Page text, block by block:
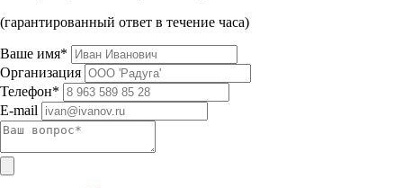
(гарантированный ответ в течение часа)
Ваше имя*
Организация
Телефон*
E-mail